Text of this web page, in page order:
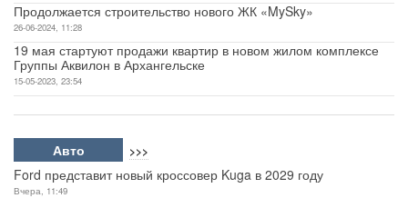
Продолжается строительство нового ЖК «MySky»
26-06-2024, 11:28
19 мая стартуют продажи квартир в новом жилом комплексе
Группы Аквилон в Архангельске
15-05-2023, 23:54
Авто >>>
Ford представит новый кроссовер Kuga в 2029 году
Вчера, 11:49